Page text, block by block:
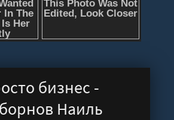
бизнес -
Наиль